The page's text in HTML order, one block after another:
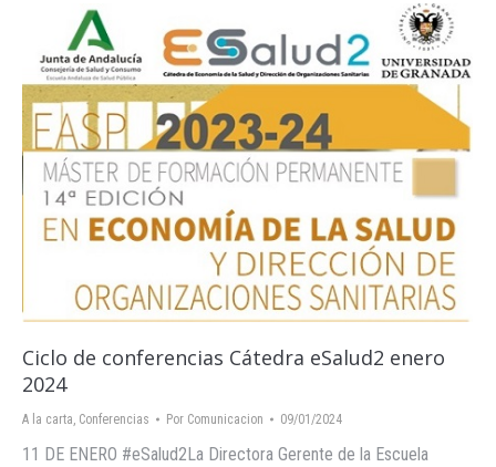
Ciclo de conferencias Cátedra eSalud2 enero
2024
A la carta, Conferencias Por Comunicacion 09/01/2024
11 DE ENERO #eSalud2La Directora Gerente de la Escuela